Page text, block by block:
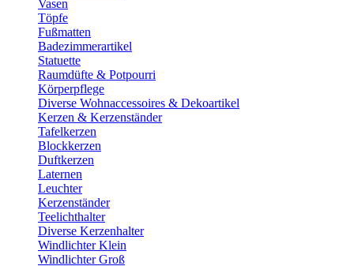
Vasen
Töpfe
Fußmatten
Badezimmerartikel
Statuette
Raumdüfte & Potpourri
Körperpflege
Diverse Wohnaccessoires & Dekoartikel
Kerzen & Kerzenständer
Tafelkerzen
Blockkerzen
Duftkerzen
Laternen
Leuchter
Kerzenständer
Teelichthalter
Diverse Kerzenhalter
Windlichter Klein
Windlichter Groß